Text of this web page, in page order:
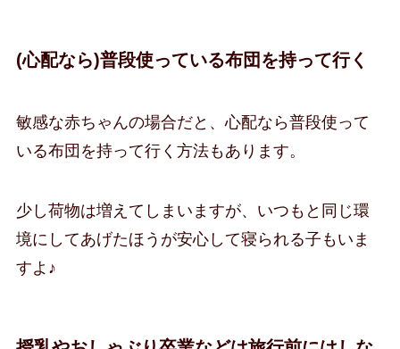
(心配なら)普段使っている布団を持って行く
敏感な赤ちゃんの場合だと、心配なら普段使って
いる布団を持って行く方法もあります。
少し荷物は増えてしまいますが、いつもと同じ環
境にしてあげたほうが安心して寝られる子もいま
すよ♪